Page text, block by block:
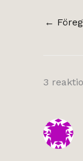
←
3